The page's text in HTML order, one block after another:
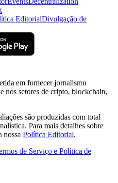
EditorialDivulgação de
em fornecer jornalismo
nos setores de cripto, blockchain,
são produzidas com total
Para mais detalhes sobre
nossa Política Editorial.
de Serviço e Política de